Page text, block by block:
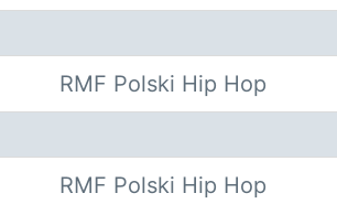
RMF Polski Hip Hop
RMF Polski Hip Hop